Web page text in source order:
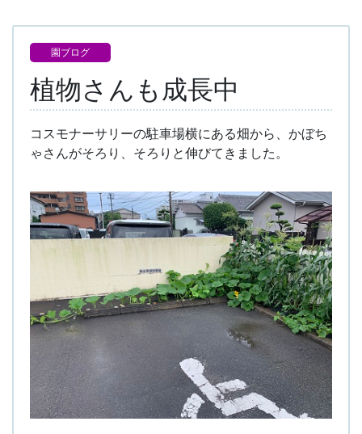
園ブログ
植物さんも成長中
コスモナーサリーの駐車場横にある畑から、かぼち
ゃさんがそろり、そろりと伸びてきました。